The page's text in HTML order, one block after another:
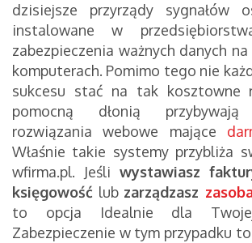
dzisiejsze przyrządy sygnałów
instalowane w
zabezpieczenia ważnych danych
komputerach. Pomimo tego nie
sukcesu stać na tak kosztowne
pomocną dłonią przybywają
rozwiązania webowe mające
Właśnie takie systemy przybliża
wfirma.pl. Jeśli wystawiasz
księgowość lub zarządzasz
to opcja Idealnie dla Twojej
Zabezpieczenie w tym przypadku